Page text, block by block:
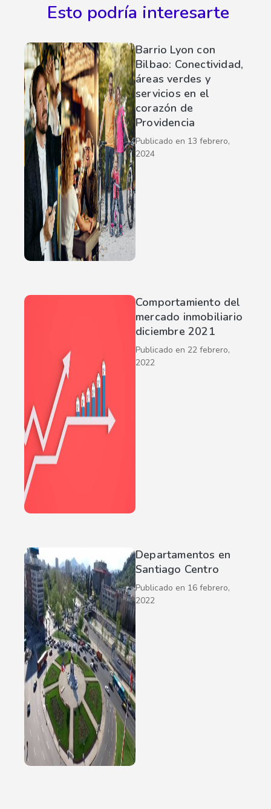
Esto podría interesarte
Barrio Lyon con
Bilbao: Conectividad,
áreas verdes y
servicios en el
corazón de
Providencia
Publicado en 13 febrero,
2024
Comportamiento del
mercado inmobiliario
diciembre 2021
Publicado en 22 febrero,
2022
Departamentos en
Santiago Centro
Publicado en 16 febrero,
2022